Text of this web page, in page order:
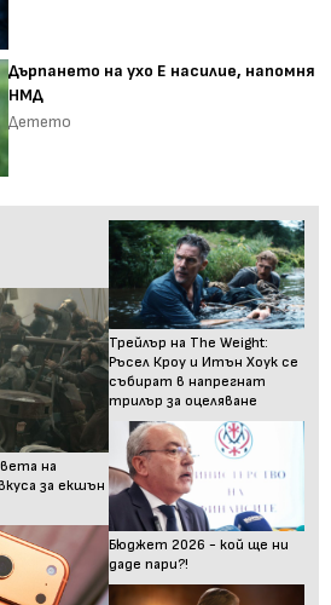
Дърпането на ухо Е насилие, напомня
НМД
Детето
на
за екшън
Трейлър на The Weight:
Ръсел Кроу и Итън Хоук се
събират в напрегнат
трилър за оцеляване
Бюджет 2026 - кой ще ни
даде пари?!